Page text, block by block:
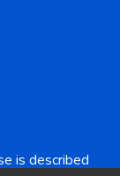
is described